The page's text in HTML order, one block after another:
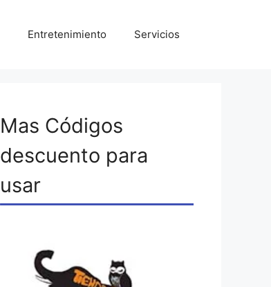
Entretenimiento Servicios
Mas Códigos
descuento para
usar